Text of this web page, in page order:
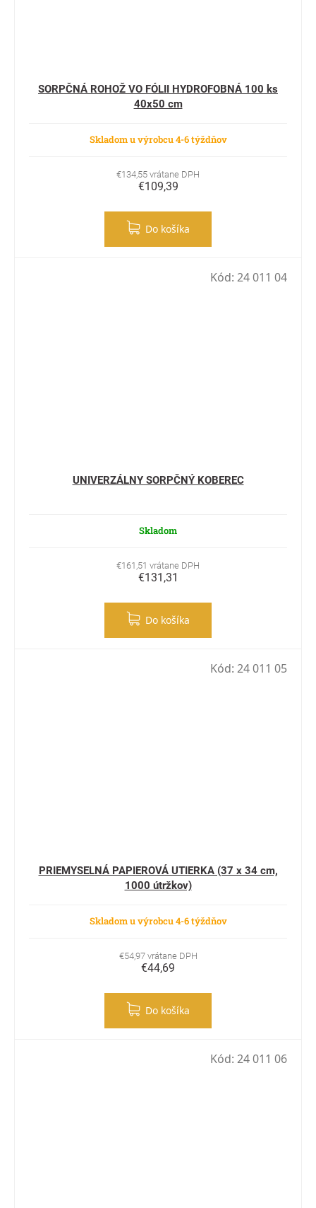
SORPČNÁ ROHOŽ VO FÓLII HYDROFOBNÁ 100 ks
40x50 cm
Skladom u výrobcu 4-6 týždňov
€134,55 vrátane DPH
€109,39
Do košíka
UNIVERZÁLNY SORPČNÝ KOBEREC
Skladom
€161,51 vrátane DPH
€131,31
Do košíka
Kód: 24 011 04
PRIEMYSELNÁ PAPIEROVÁ UTIERKA (37 x 34 cm,
1000 útržkov)
Skladom u výrobcu 4-6 týždňov
€54,97 vrátane DPH
€44,69
Do košíka
Kód: 24 011 05
Kód: 24 011 06